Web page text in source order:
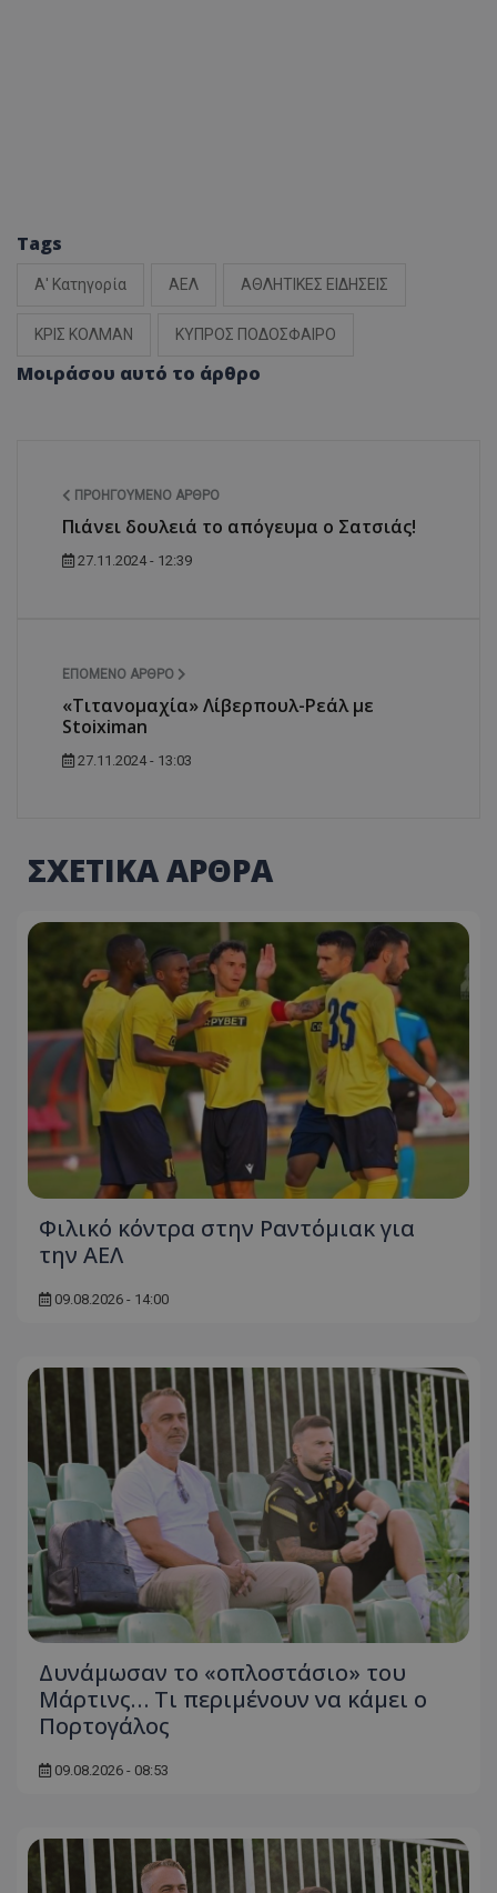
Tags
Α' Κατηγορία ΑΕΛ ΑΘΛΗΤΙΚΕΣ ΕΙΔΗΣΕΙΣ
ΚΡΙΣ ΚΟΛΜΑΝ ΚΥΠΡΟΣ ΠΟΔΟΣΦΑΙΡΟ
Μοιράσου αυτό το άρθρο
ΠΡΟΗΓΟΎΜΕΝΟ ΆΡΘΡΟ
Πιάνει δουλειά το απόγευμα ο Σατσιάς!
27.11.2024 - 12:39
ΕΠΌΜΕΝΟ ΆΡΘΡΟ
«Τιτανομαχία» Λίβερπουλ-Ρεάλ με
Stoiximan
27.11.2024 - 13:03
ΣΧΕΤΙΚΑ ΑΡΘΡΑ
Φιλικό κόντρα στην Ραντόμιακ για
την ΑΕΛ
09.08.2026 - 14:00
Δυνάμωσαν το «οπλοστάσιο» του
Μάρτινς… Τι περιμένουν να κάμει ο
Πορτογάλος
09.08.2026 - 08:53